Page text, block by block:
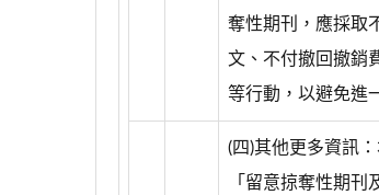
奪性期刊，應採取
文、不付撤回撤銷
等行動，以避免進
(四)其他更多資訊
「留意掠奪性期刊